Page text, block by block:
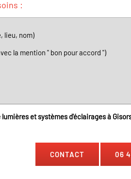
:
lieu, nom)
la mention " bon pour accord ")
lumières et systèmes d'éclairages à
CONTACT 06